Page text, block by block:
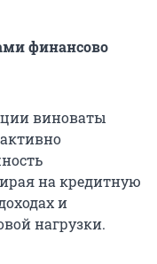
финансово
виноваты
на кредитную
и
нагрузки.